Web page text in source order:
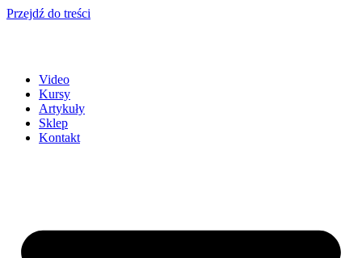
Przejdź do treści
Video
Kursy
Artykuły
Sklep
Kontakt